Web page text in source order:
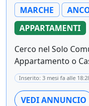
MARCHE
APPARTAMENTI
Cerco nel Solo
Appartamento o
Inserito: 3 mesi fa alle
VEDI ANNUNCIO